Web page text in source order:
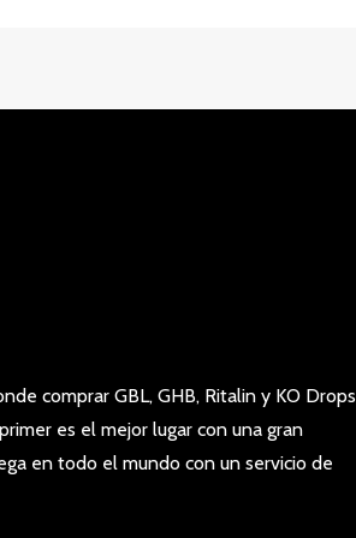
comprar GBL, GHB, Ritalin y KO Drops
es el mejor lugar con una gran
en todo el mundo con un servicio de